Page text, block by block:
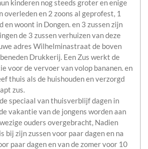
kinderen nog steeds groter en enige
overleden en 2 zoons al geprofest, 1
en woont in Dongen. en 3 zussen zijn
de 3 zussen verhuizen van deze
adres Wilhelminastraat de boven
Drukkerij. Een Zus werkt de
voor de vervoer van volop bananen. en
thuis als de huishouden en verzorgd
zus.
speciaal van thuisverblijf dagen in
vakantie van de jongens worden aan
ouders overgebracht, Nadien
bij zijn zussen voor paar dagen en na
paar dagen en van de zomer voor 10